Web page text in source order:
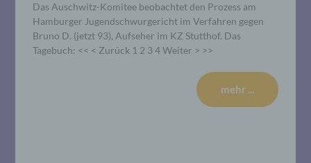
Das Auschwitz-Komitee beobachtet den Prozess am
Hamburger Jugendschwurgericht im Verfahren gegen
Bruno D. (jetzt 93), Aufseher im KZ Stutthof. Das
Tagebuch: << < Zurück 1 2 3 4 Weiter > >>
mehr ...